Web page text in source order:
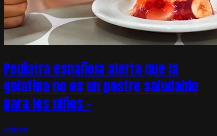
Pediatra española alerta que la
gelatina no es un postre saludable
para los niños –
admin